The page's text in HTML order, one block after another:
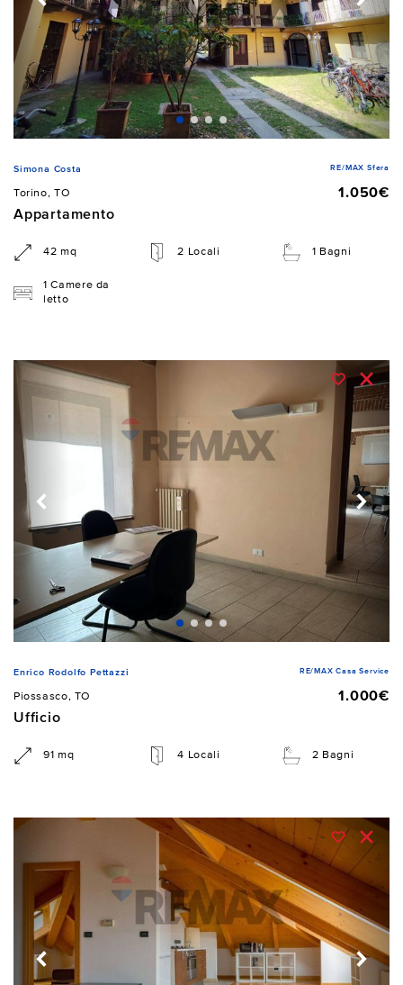
Simona Costa RE/MAX Sfera
Torino, TO
1.050€
Appartamento
42 mq 2 Locali 1 Bagni
1 Camere da
letto
Enrico Rodolfo Pettazzi RE/MAX Casa Service
Piossasco, TO
1.000€
Ufficio
91 mq 4 Locali 2 Bagni